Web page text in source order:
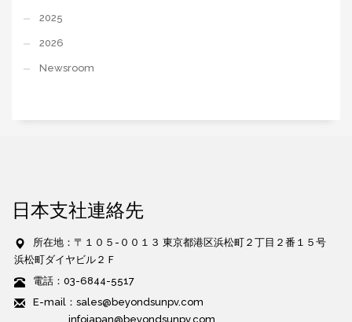
2025
2026
Newsroom
日本支社連絡先
所在地：〒１０５-００１３ 東京都港区浜松町２丁目２番１５号
浜松町ダイヤビル２Ｆ
電話：03-6844-5517
E-mail：sales@beyondsunpv.com
infojapan@beyondsunpv.com